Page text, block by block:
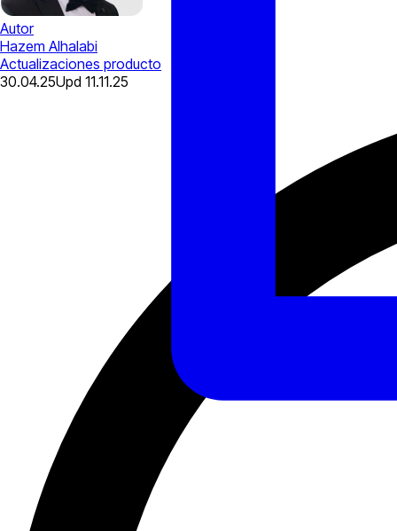
Autor
Hazem Alhalabi
Actualizaciones producto
30.04.25Upd 11.11.25